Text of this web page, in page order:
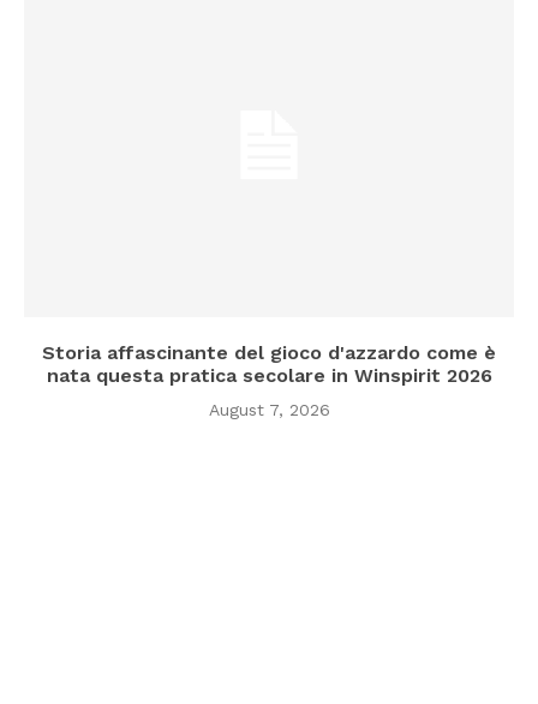
Storia affascinante del gioco d'azzardo come è
nata questa pratica secolare in Winspirit 2026
August 7, 2026